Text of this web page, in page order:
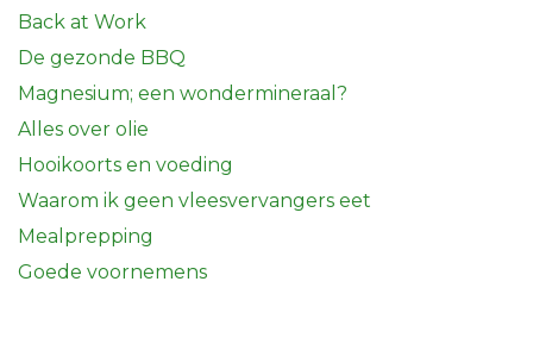
Back at Work
De gezonde BBQ
Magnesium; een wondermineraal?
Alles over olie
Hooikoorts en voeding
Waarom ik geen vleesvervangers eet
Mealprepping
Goede voornemens